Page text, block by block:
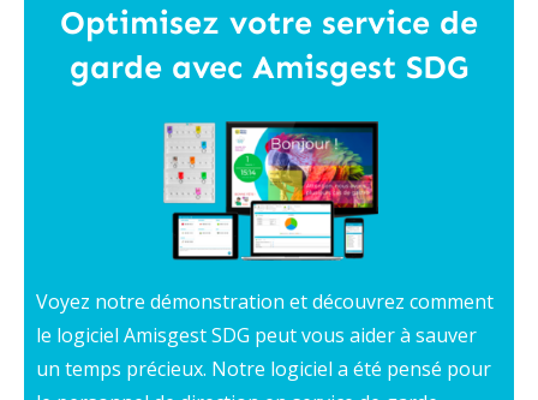
Optimisez votre service de
garde avec Amisgest SDG
Voyez notre démonstration et découvrez comment
le logiciel Amisgest SDG peut vous aider à sauver
un temps précieux. Notre logiciel a été pensé pour